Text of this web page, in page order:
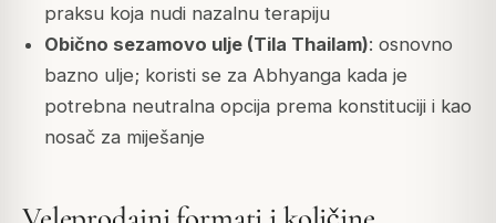
praksu koja nudi nazalnu terapiju
Obično sezamovo ulje (Tila Thailam): osnovno
bazno ulje; koristi se za Abhyanga kada je
potrebna neutralna opcija prema konstituciji i kao
nosač za miješanje